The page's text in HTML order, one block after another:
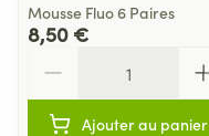
Mousse Fluo 6 Paires
8,50 €
Ajouter au panier